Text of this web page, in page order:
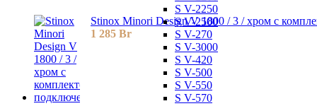
S V-2250
S V-2500
S V-270
S V-3000
S V-420
S V-500
S V-550
S V-570
Stinox Minori Design V 1800 / 3 / хром с
1 285 Br